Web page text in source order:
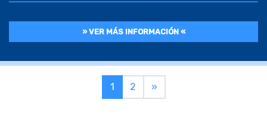
» VER MÁS INFORMACIÓN «
1 2 »